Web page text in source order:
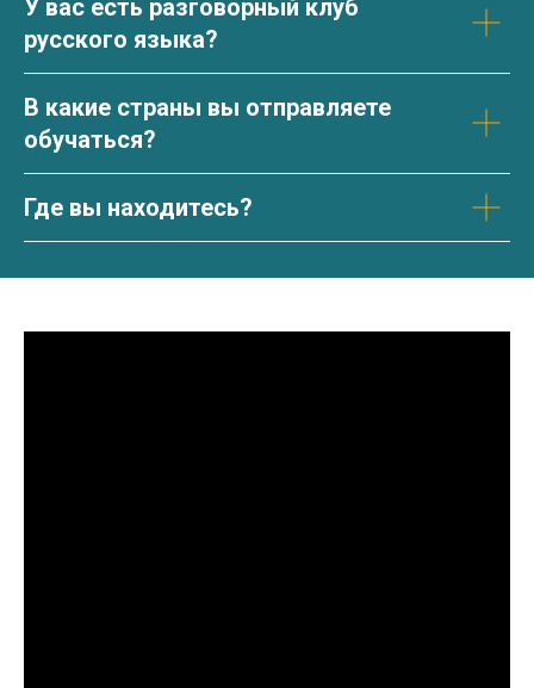
У вас есть разговорный клуб
русского языка?
В какие страны вы отправляете
обучаться?
Где вы находитесь?